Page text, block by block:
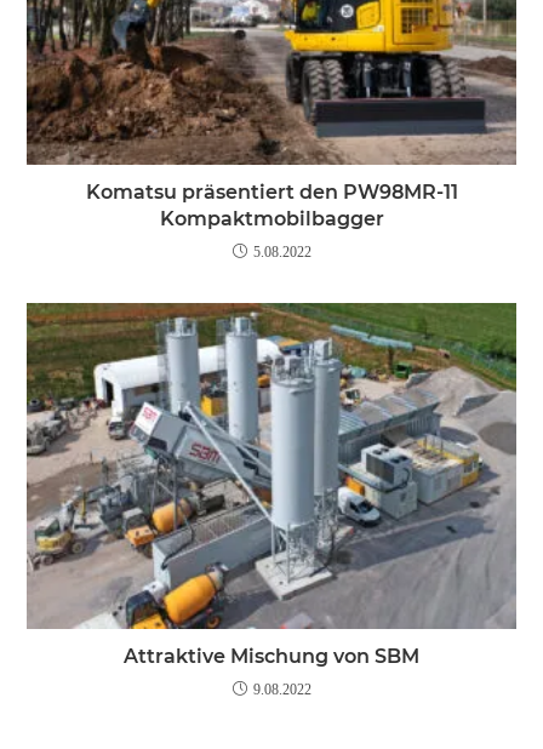
Komatsu präsentiert den PW98MR-11
Kompaktmobilbagger
5.08.2022
Attraktive Mischung von SBM
9.08.2022